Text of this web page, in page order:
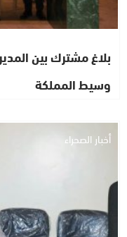
بلاغ مشترك بين
وسيط المملكة
أخبار الصحراء